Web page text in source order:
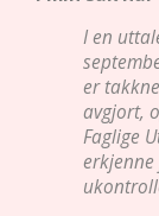
I en
er
avgjort,
Faglige